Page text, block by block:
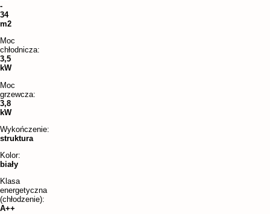
-
34
m2
Moc
chłodnicza:
3,5
kW
Moc
grzewcza:
3,8
kW
Wykończenie:
struktura
Kolor:
biały
Klasa
energetyczna
(chłodzenie):
A++